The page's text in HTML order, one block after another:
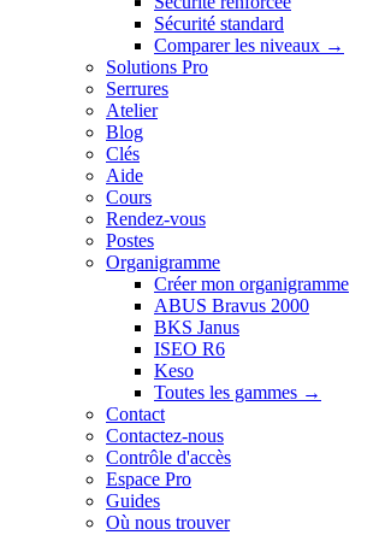
Sécurité standard
Comparer les niveaux →
Solutions Pro
Serrures
Atelier
Blog
Clés
Aide
Cours
Rendez-vous
Postes
Organigramme
Créer mon organigramme
ABUS Bravus 2000
BKS Janus
ISEO R6
Keso
Toutes les gammes →
Contact
Contactez-nous
Contrôle d'accès
Espace Pro
Guides
Où nous trouver